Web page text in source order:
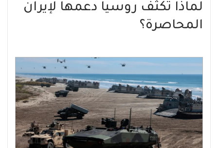
لماذا تكثف روسيا دعمها لإيران
المحاصرة؟